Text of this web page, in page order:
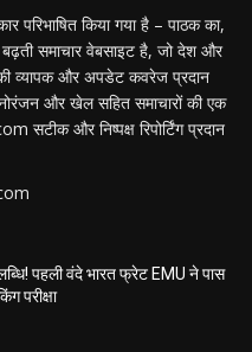
किया गया है – पाठक का,
समाचार वेबसाइट है, जो देश और
व्यापक और अपडेट कवरेज प्रदान
और खेल सहित समाचारों की एक
और निष्पक्ष रिपोर्टिंग प्रदान
पहली वंदे भारत फ्रेट EMU ने पास
परीक्षा